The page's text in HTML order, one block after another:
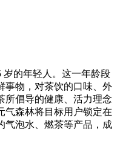
岁的年轻人。这一年龄段
事物，对茶饮的口味、外
所倡导的健康、活力理念
气森林将目标用户锁定在
气泡水、燃茶等产品，成